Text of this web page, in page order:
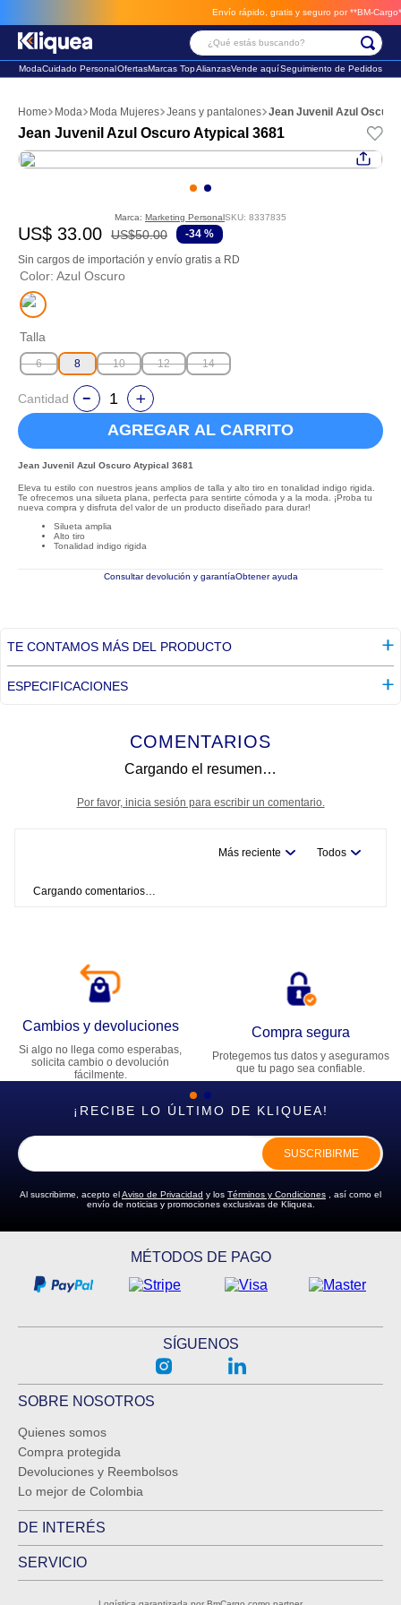
Envío rápido, gratis y seguro por **BM-Cargo** envios a través de BM-
¿Qué estás buscando?
ModaCuidado PersonalOfertasMarcas TopAlianzasVende aquíSeguimiento de Pedidos
Moda Moda Mujeres Jeans y pantalones Jean Juvenil Azul
Jean Juvenil Azul Oscuro Atypical 3681
Marca: Marketing PersonalSKU: 8337835
US$ 33.00 US$50.00 -34 %
Sin cargos de importación y envío gratis a RD
Color: Azul Oscuro
Talla
6 8 10 12 14
Cantidad
AGREGAR AL CARRITO
Jean Juvenil Azul Oscuro Atypical 3681
Eleva tu estilo con nuestros jeans amplios de talla y alto tiro en tonalidad indigo rigida.
Te ofrecemos una silueta plana, perfecta para sentirte cómoda y a la moda. ¡Proba tu
nueva compra y disfruta del valor de un producto diseñado para durar!
Silueta amplia
Alto tiro
Tonalidad indigo rigida
Consultar devolución y garantíaObtener ayuda
TE CONTAMOS MÁS DEL PRODUCTO
ESPECIFICACIONES
COMENTARIOS
Cargando el resumen…
Por favor, inicia sesión para escribir un comentario.
Más reciente Todos
Cargando comentarios…
Cambios y devoluciones
Si algo no llega como esperabas,
solicita cambio o devolución
fácilmente.
Compra segura
Protegemos tus datos y aseguramos
que tu pago sea confiable.
¡RECIBE LO ÚLTIMO DE KLIQUEA!
SUSCRIBIRME
Al suscribirme, acepto elAviso de Privacidad y los Términos y Condiciones , así como el
envío de noticias y promociones exclusivas de Kliquea.
MÉTODOS DE PAGO
SÍGUENOS
SOBRE NOSOTROS
Quienes somos
Compra protegida
Devoluciones y Reembolsos
Lo mejor de Colombia
DE INTERÉS
SERVICIO
2. sandalia